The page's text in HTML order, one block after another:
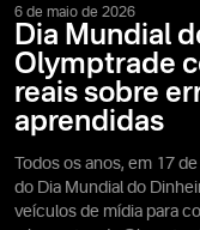
6 de maio de 2026
Dia Mundial
Olymptrade
reais sobre
aprendidas
Todos os anos, em 17
do Dia Mundial do
veículos de mídia para